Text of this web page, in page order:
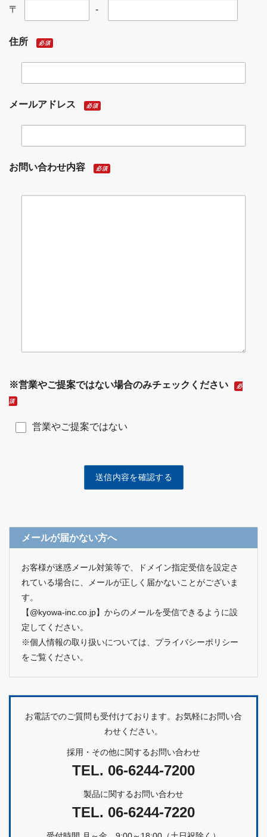
〒 -
住所 必須
メールアドレス 必須
お問い合わせ内容 必須
※営業やご提案ではない場合のみチェックください 必
須
営業やご提案ではない
メールが届かない方へ
お客様が迷惑メール対策等で、ドメイン指定受信を設定さ
れている場合に、メールが正しく届かないことがございま
す。
【@kyowa-inc.co.jp】からのメールを受信できるように設
定してください。
※個人情報の取り扱いについては、 プライバシーポリシー
をご覧ください。
お電話でのご質問も受付けております。お気軽にお問い合
わせください。
採用・その他に関するお問い合わせ
TEL. 06-6244-7200
製品に関するお問い合わせ
TEL. 06-6244-7220